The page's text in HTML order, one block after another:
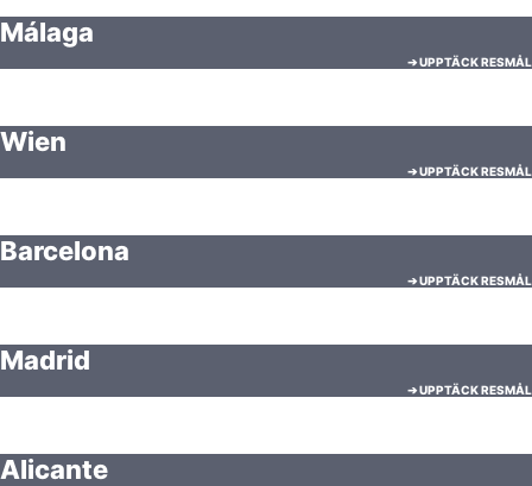
Málaga
➔ UPPTÄCK RESMÅL
Wien
➔ UPPTÄCK RESMÅL
Barcelona
➔ UPPTÄCK RESMÅL
Madrid
➔ UPPTÄCK RESMÅL
Alicante